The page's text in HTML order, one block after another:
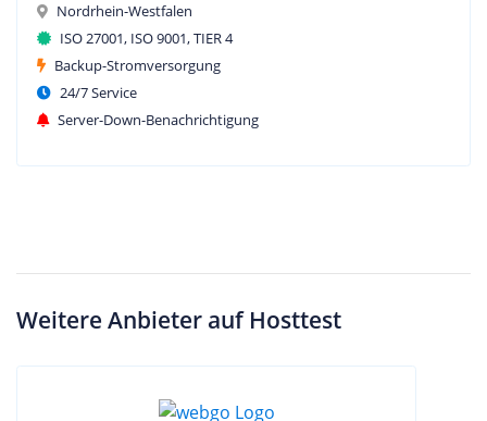
Nordrhein-Westfalen
ISO 27001, ISO 9001, TIER 4
Backup-Stromversorgung
24/7 Service
Server-Down-Benachrichtigung
Weitere Anbieter auf Hosttest